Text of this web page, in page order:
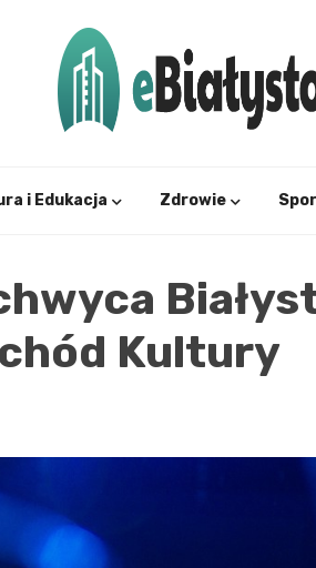
i Edukacja Zdrowie
Kultury